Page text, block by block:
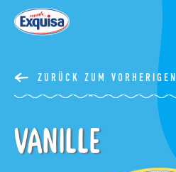
ZURÜCK ZUM VORHERIGEN
Vanille